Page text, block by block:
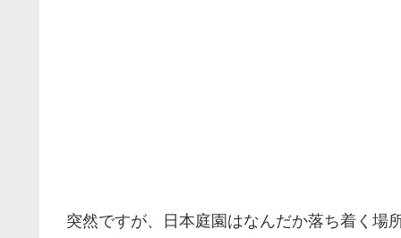
突然ですが、日本庭園はなんだか落ち着く場